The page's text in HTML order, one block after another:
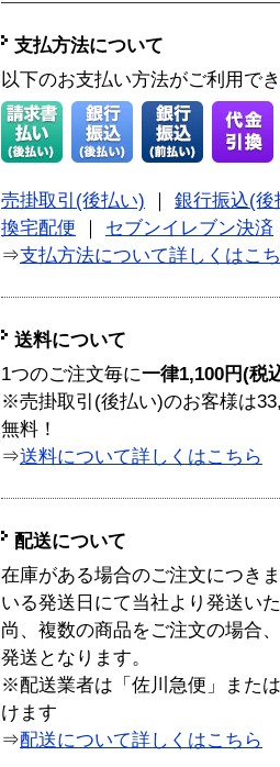
支払方法について
以下のお支払い方法がご利用で
売掛取引(後払い)
銀行振込(後
換宅配便
セブンイレブン決済
⇒支払方法について詳しくはこ
送料について
1つのご注文毎に一律1,100円(税
※売掛取引(後払い)のお客様は
無料！
⇒送料について詳しくはこちら
配送について
在庫がある場合のご注文につき
いる発送日にて当社より発送い
尚、複数の商品をご注文の場合
発送となります。
※配送業者は「佐川急便」また
けます
⇒配送について詳しくはこちら